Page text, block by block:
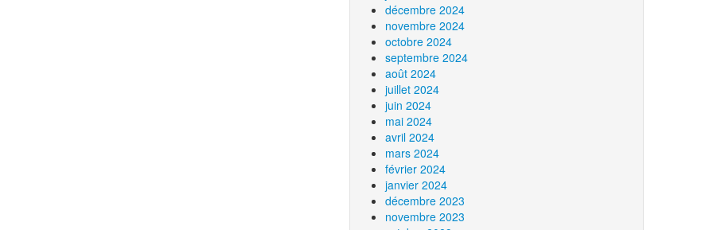
décembre 2024
novembre 2024
octobre 2024
septembre 2024
août 2024
juillet 2024
juin 2024
mai 2024
avril 2024
mars 2024
février 2024
janvier 2024
décembre 2023
novembre 2023